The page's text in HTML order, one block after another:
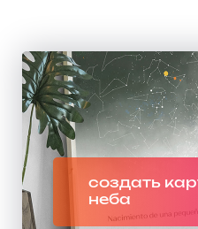
создать
неба